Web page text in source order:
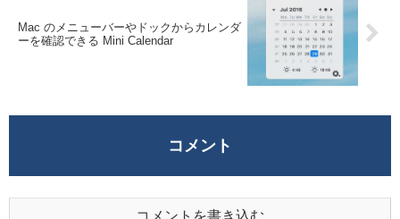
Mac のメニューバーやドックからカレンダ
ーを確認できる Mini Calendar
コメント
コメントを書き込む